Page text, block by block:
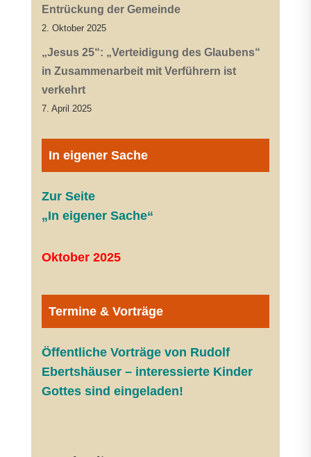
Entrückung der Gemeinde
2. Oktober 2025
„Jesus 25“: „Verteidigung des Glaubens“
in Zusammenarbeit mit Verführern ist
verkehrt
7. April 2025
In eigener Sache
Zur Seite
„In eigener Sache“
Oktober 2025
Termine & Vorträge
Öffentliche Vorträge von Rudolf
Ebertshäuser – interessierte Kinder
Gottes sind eingeladen!